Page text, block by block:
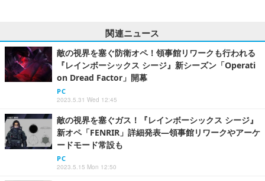
関連ニュース
敵の視界を塞ぐ防衛オペ！領事館リワークも行われる
『レインボーシックス シージ』新シーズン「Operati
on Dread Factor」開幕
PC
2023.5.31 Wed 12:45
敵の視界を塞ぐガス！『レインボーシックス シージ』
新オペ「FENRIR」詳細発表―領事館リワークやアーケ
ードモード常設も
PC
2023.5.15 Mon 12:50